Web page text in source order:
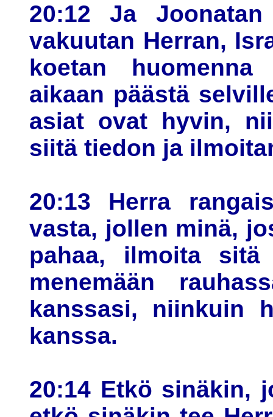
20:12 Ja
vakuutan Herran,
koetan
aikaan päästä
asiat ovat hyvin,
siitä tiedon ja
20:13 Herra
vasta, jollen minä,
pahaa, ilmoita
menemään
kanssasi, niinkuin
kanssa.
20:14 Etkö sinäkin,